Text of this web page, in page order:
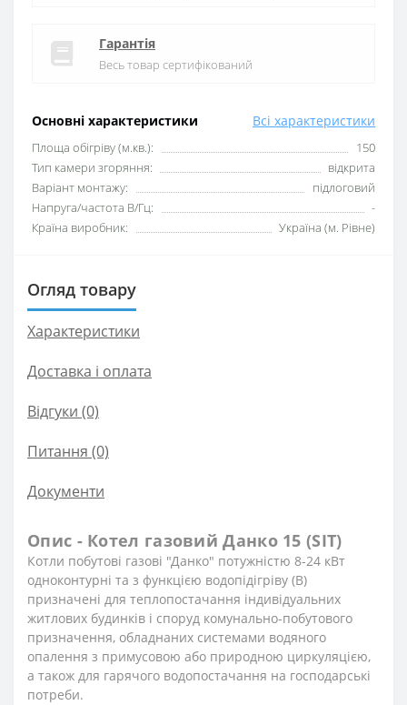
Основні характеристики Всі характеристики
Площа обігріву (м.кв.):
150
Тип камери згоряння:
відкрита
Варіант монтажу:
підлоговий
Напруга/частота В/Гц:
-
Країна виробник:
Україна (м. Рівне)
Гарантія
Весь товар сертифікований
Огляд товару
Характеристики
Доставка і оплата
Відгуки (0)
Питання (0)
Документи
Опис - Котел газовий Данко 15 (SIT)
Котли побутові газові "Данко" потужністю 8-24 кВт
одноконтурні та з функцією водопідігріву (В)
призначені для теплопостачання індивідуальних
житлових будинків і споруд комунально-побутового
призначення, обладнаних системами водяного
опалення з примусовою або природною циркуляцією,
а також для гарячого водопостачання на господарські
потреби.